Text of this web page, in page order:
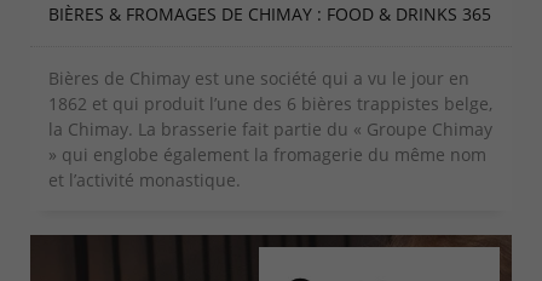
BIÈRES & FROMAGES DE CHIMAY : FOOD & DRINKS 365
Bières de Chimay est une société qui a vu le jour en
1862 et qui produit l’une des 6 bières trappistes belge,
la Chimay. La brasserie fait partie du « Groupe Chimay
» qui englobe également la fromagerie du même nom
et l’activité monastique.